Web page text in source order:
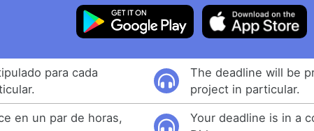
para cada
The deadline will be
project in particular.
en un par de horas,
Your deadline is in a